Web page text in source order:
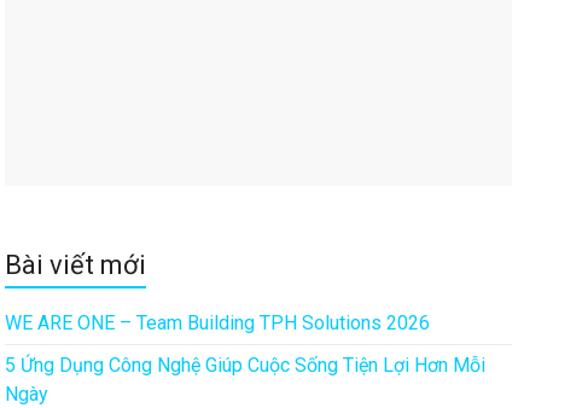
Bài viết mới
WE ARE ONE – Team Building TPH Solutions 2026
5 Ứng Dụng Công Nghệ Giúp Cuộc Sống Tiện Lợi Hơn Mỗi
Ngày